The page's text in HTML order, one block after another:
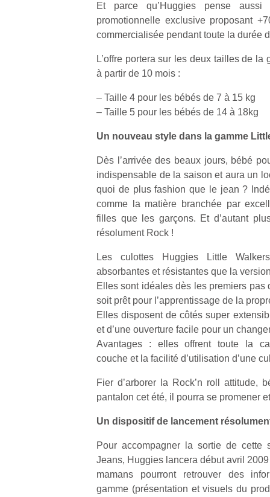
Et parce qu’Huggies pense
promotionnelle exclusive proposant
commercialisée pendant toute la durée
L’offre portera sur les deux tailles de
à partir de 10 mois :
– Taille 4 pour les bébés de 7 à 15 kg
– Taille 5 pour les bébés de 14 à 18kg
Un nouveau style dans la gamme
Dès l’arrivée des beaux jours, bébé
indispensable de la saison et aura un
quoi de plus fashion que le jean ?
comme la matière branchée par
filles que les garçons. Et d’autant
résolument Rock !
Les culottes Huggies Little
absorbantes et résistantes que la
Elles sont idéales dès les premiers pas
soit prêt pour l’apprentissage de la
Elles disposent de côtés super
et d’une ouverture facile pour un
Avantages : elles offrent toute la
couche et la facilité d’utilisation d’une
Fier d’arborer la Rock’n roll attitude,
pantalon cet été, il pourra se promener
Un dispositif de lancement
Pour accompagner la sortie de cette
Jeans, Huggies lancera début avril
mamans pourront retrouver des
gamme (présentation et visuels du
à
…